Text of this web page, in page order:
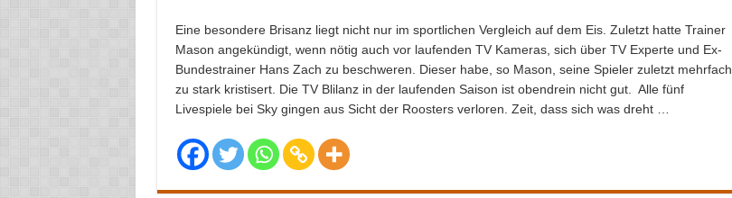
Eine besondere Brisanz liegt nicht nur im sportlichen Vergleich auf dem Eis. Zuletzt hatte Trainer
Mason angekündigt, wenn nötig auch vor laufenden TV Kameras, sich über TV Experte und Ex-
Bundestrainer Hans Zach zu beschweren. Dieser habe, so Mason, seine Spieler zuletzt mehrfach
zu stark kristisert. Die TV Blilanz in der laufenden Saison ist obendrein nicht gut. Alle fünf
Livespiele bei Sky gingen aus Sicht der Roosters verloren. Zeit, dass sich was dreht …